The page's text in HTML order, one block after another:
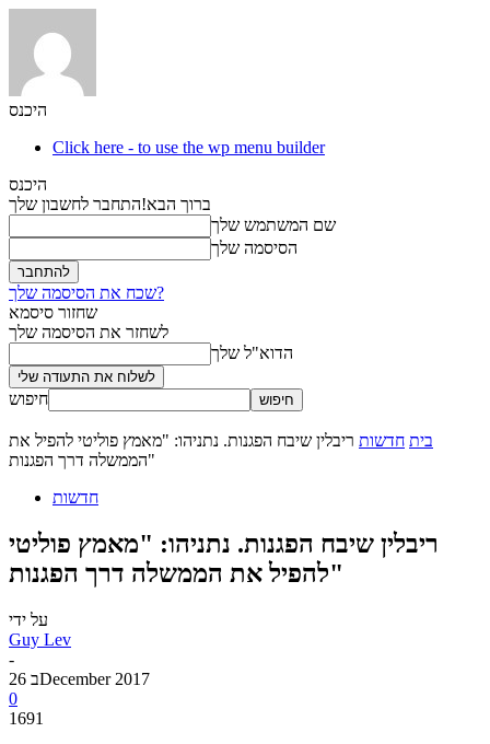
היכנס
Click here - to use the wp menu builder
היכנס
ברוך הבא!התחבר לחשבון שלך
שם המשתמש שלך
הסיסמה שלך
שכח את הסיסמה שלך?
שחזור סיסמא
לשחזר את הסיסמה שלך
הדוא"ל שלך
חיפוש
בית חדשות ריבלין שיבח הפגנות. נתניהו: "מאמץ פוליטי להפיל את
הממשלה דרך הפגנות"
חדשות
ריבלין שיבח הפגנות. נתניהו: "מאמץ פוליטי
להפיל את הממשלה דרך הפגנות"
על ידי
Guy Lev
-
26 בDecember 2017
0
1691